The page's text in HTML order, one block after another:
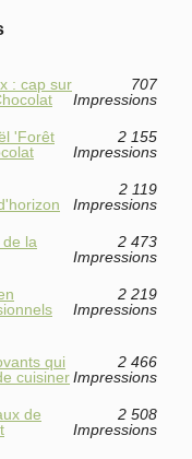
: cap sur
707
Impressions
'Forêt
2 155
Impressions
2 119
Impressions
la
2 473
Impressions
2 219
Impressions
qui
cuisiner
2 466
Impressions
de
2 508
Impressions